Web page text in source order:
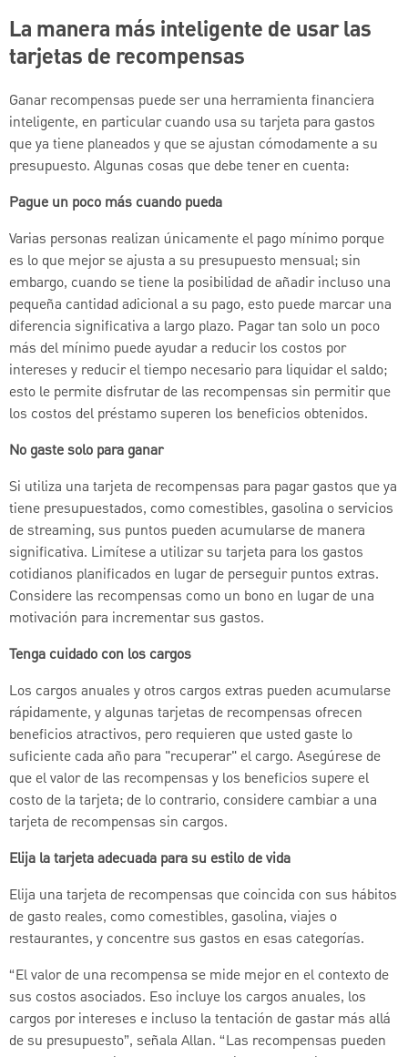
La manera más inteligente de usar las
tarjetas de recompensas
Ganar recompensas puede ser una herramienta financiera
inteligente, en particular cuando usa su tarjeta para gastos
que ya tiene planeados y que se ajustan cómodamente a su
presupuesto. Algunas cosas que debe tener en cuenta:
Pague un poco más cuando pueda
Varias personas realizan únicamente el pago mínimo porque
es lo que mejor se ajusta a su presupuesto mensual; sin
embargo, cuando se tiene la posibilidad de añadir incluso una
pequeña cantidad adicional a su pago, esto puede marcar una
diferencia significativa a largo plazo. Pagar tan solo un poco
más del mínimo puede ayudar a reducir los costos por
intereses y reducir el tiempo necesario para liquidar el saldo;
esto le permite disfrutar de las recompensas sin permitir que
los costos del préstamo superen los beneficios obtenidos.
No gaste solo para ganar
Si utiliza una tarjeta de recompensas para pagar gastos que ya
tiene presupuestados, como comestibles, gasolina o servicios
de streaming, sus puntos pueden acumularse de manera
significativa. Limítese a utilizar su tarjeta para los gastos
cotidianos planificados en lugar de perseguir puntos extras.
Considere las recompensas como un bono en lugar de una
motivación para incrementar sus gastos.
Tenga cuidado con los cargos
Los cargos anuales y otros cargos extras pueden acumularse
rápidamente, y algunas tarjetas de recompensas ofrecen
beneficios atractivos, pero requieren que usted gaste lo
suficiente cada año para "recuperar" el cargo. Asegúrese de
que el valor de las recompensas y los beneficios supere el
costo de la tarjeta; de lo contrario, considere cambiar a una
tarjeta de recompensas sin cargos.
Elija la tarjeta adecuada para su estilo de vida
Elija una tarjeta de recompensas que coincida con sus hábitos
de gasto reales, como comestibles, gasolina, viajes o
restaurantes, y concentre sus gastos en esas categorías.
“El valor de una recompensa se mide mejor en el contexto de
sus costos asociados. Eso incluye los cargos anuales, los
cargos por intereses e incluso la tentación de gastar más allá
de su presupuesto”, señala Allan. “Las recompensas pueden